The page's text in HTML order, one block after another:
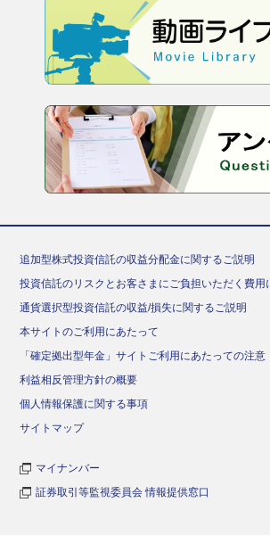
追加型株式投資信託の収益分配金に関するご説明
投資信託のリスクとお客さまにご負担いただく費用
通貨選択型投資信託の収益/損失に関するご説明
本サイトのご利用にあたって
「確定拠出型年金」サイトご利用にあたっての注意
利益相反管理方針の概要
個人情報保護に関する事項
サイトマップ
マイナンバー
証券取引等監視委員会 情報提供窓口